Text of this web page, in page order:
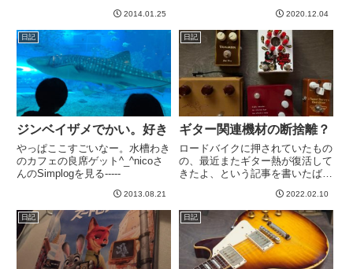
けど、公式HPのほうには、こん
な案内が。Reamping
revampedRecord an ...
2014.01.25
めて癒されてはおりました。とこ
ろでワシノスリことCustom24
は、しばらくお貸ししていた
minamiさんによって09...
2020.12.04
日記
ジンベイザメでかい。好き
やっぱここすごいなー。水槽わき
のカフェの良席ゲット^_^nicoさ
んのSimplogを見る-----
2013.08.21
日記
ギター関連機材の断捨離？
ロードバイクに押されていたもの
の、最近またギター熱が復活して
きたよ、という記事を書いたばか
か、以前とはギターに対する興味
の方向性が変わってきたため、機
材に関しては少し手に余る感じが
してきてるんですよね。以前
は、...
2022.02.10
日記 日記